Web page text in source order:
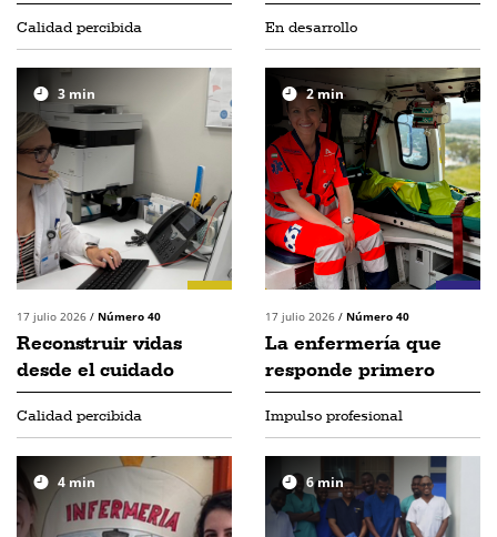
Calidad percibida
3 min
17 julio 2026 / Número 40
Reconstruir vidas
desde el cuidado
En desarrollo
2min
17 julio 2026 / Número 40
La enfermería que
responde primero
Calidad percibida
4min
Impulso profesional
6min